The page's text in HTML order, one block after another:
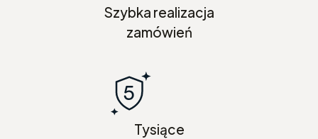
Szybka realizacja
zamówień
Tysiące